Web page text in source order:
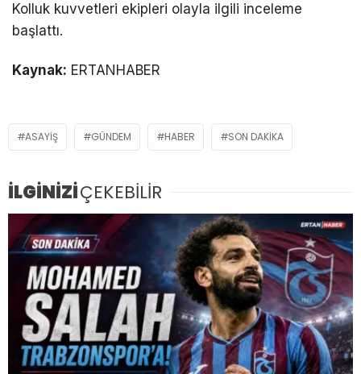
Kolluk kuvvetleri ekipleri olayla ilgili inceleme
başlattı.
Kaynak: ERTANHABER
ASAYIŞ GÜNDEM HABER SON DAKIKA
İLGİNİZİÇEKEBİLİR